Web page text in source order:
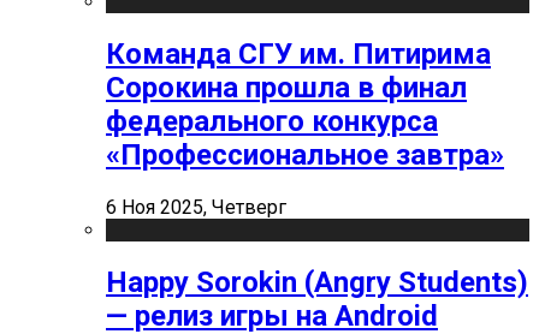
Команда СГУ им. Питирима
Сорокина прошла в финал
федерального конкурса
«Профессиональное завтра»
6 Ноя 2025, Четверг
Happy Sorokin (Angry Students)
— релиз игры на Android